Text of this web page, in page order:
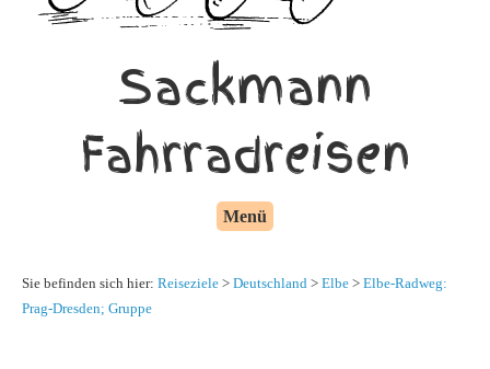
Sackmann
Fahrradreisen
Menü
Sie befinden sich hier: Reiseziele > Deutschland > Elbe > Elbe-Radweg:
Prag-Dresden; Gruppe